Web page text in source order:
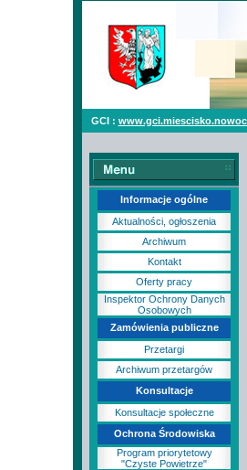
GCI :
Informacje ogólne
Aktualności, ogłoszenia
Archiwum
Kontakt
Oferty pracy
Inspektor Ochrony Danych
Osobowych
Zamówienia publiczne
Przetargi
Archiwum przetargów
Konsultacje
Konsultacje społeczne
Ochrona Środowiska
Program priorytetowy
"Czyste Powietrze"